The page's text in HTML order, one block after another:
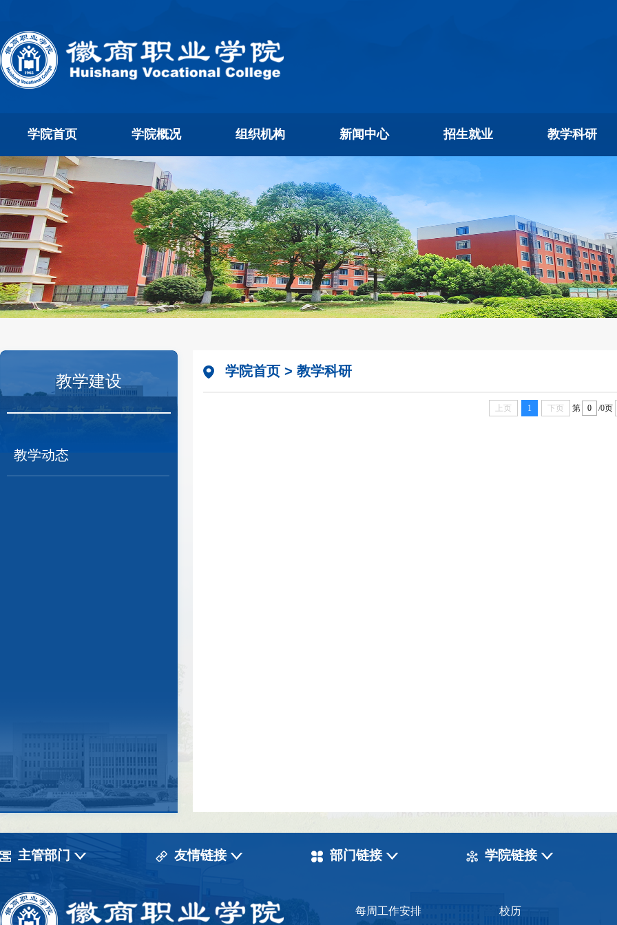
学院首页 学院概况 组织机构 新闻中心 招生就业 教学科研
教学建设
教学动态
学院首页 > 教学科研
上页 1 下页 第 /0页
主管部门 友情链接 部门链接 学院链接
每周工作安排 校历